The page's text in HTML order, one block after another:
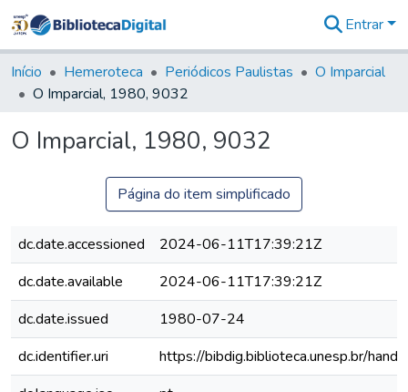
&
Coleções
Tudo na
Digital
Entrar
Início Hemeroteca Periódicos Paulistas
O Imparcial
O Imparcial, 1980, 9032
O Imparcial, 1980, 9032
Página do item simplificado
dc.date.accessioned
2024-06-11T17:39:21Z
dc.date.available
2024-06-11T17:39:21Z
dc.date.issued
1980-07-24
dc.identifier.uri
https://bibdig.biblioteca.unesp.br/